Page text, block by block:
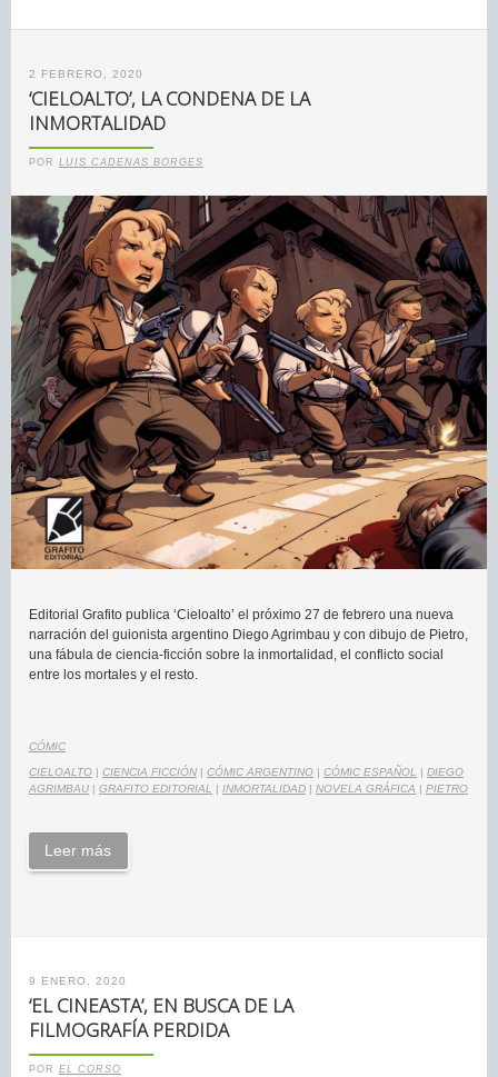
2 FEBRERO, 2020
‘CIELOALTO’, LA CONDENA DE LA
INMORTALIDAD
POR LUIS CADENAS BORGES
Editorial Grafito publica ‘Cieloalto’ el próximo 27 de febrero una nueva
narración del guionista argentino Diego Agrimbau y con dibujo de Pietro,
una fábula de ciencia-ficción sobre la inmortalidad, el conflicto social
entre los mortales y el resto.
CÓMIC
CIELOALTO | CIENCIA FICCIÓN | CÓMIC ARGENTINO | CÓMIC ESPAÑOL | DIEGO
AGRIMBAU | GRAFITO EDITORIAL | INMORTALIDAD | NOVELA GRÁFICA | PIETRO
Leer más
9 ENERO, 2020
‘EL CINEASTA’, EN BUSCA DE LA
FILMOGRAFÍA PERDIDA
POR EL CORSO